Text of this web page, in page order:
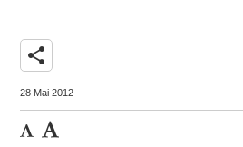
share
28 Mai 2012